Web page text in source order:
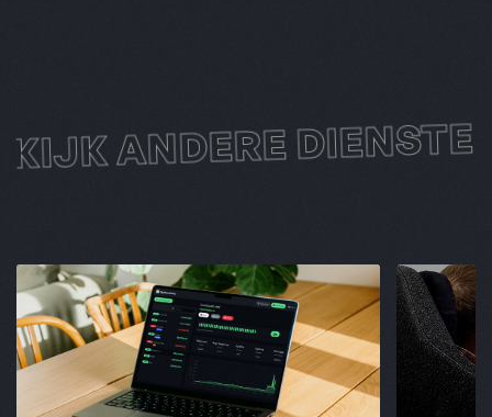
BEKIJK ANDERE